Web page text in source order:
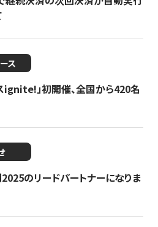
ス
ignite!」初開催、全国から420名
のリードパートナーになりま